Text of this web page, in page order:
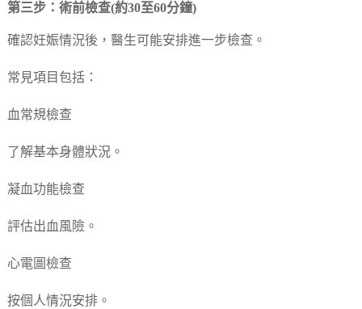
第三步：術前檢查(約30至60分鐘)
確認妊娠情況後，醫生可能安排進一步檢查。
常見項目包括：
血常規檢查
了解基本身體狀況。
凝血功能檢查
評估出血風險。
心電圖檢查
按個人情況安排。